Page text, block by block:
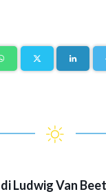
Ludwig Van